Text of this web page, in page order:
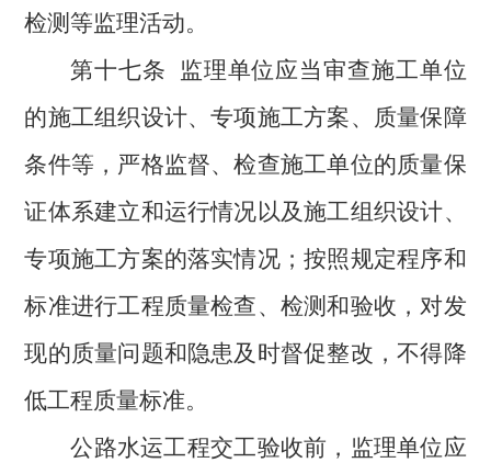
检测等监理活动。
第十七条
监理单位应当审查施工单位
的施工组织设计、专项施工方案、质量保障
条件等，严格监督、检查施工单位的质量保
证体系建立和运行情况以及施工组织设计、
专项施工方案的落实情况； 按照规定程序和
标准进行工程质量检查、检测和验收，对发
现的质量问题和隐患及时督促整改，不得降
低工程质量标准。
公路水运工程交工验收前，监理单位应